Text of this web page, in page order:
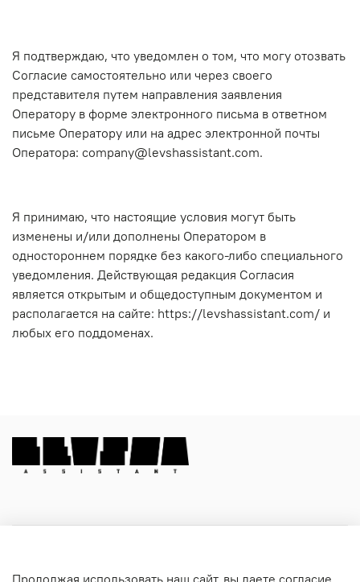
Я подтверждаю, что уведомлен о том, что могу отозвать
Согласие самостоятельно или через своего
представителя путем направления заявления
Оператору в форме электронного письма в ответном
письме Оператору или на адрес электронной почты
Оператора: company@levshassistant.com.
Я принимаю, что настоящие условия могут быть
изменены и/или дополнены Оператором в
одностороннем порядке без какого‑либо специального
уведомления. Действующая редакция Согласия
является открытым и общедоступным документом и
располагается на сайте: https://levshassistant.com/ и
любых его поддоменах.